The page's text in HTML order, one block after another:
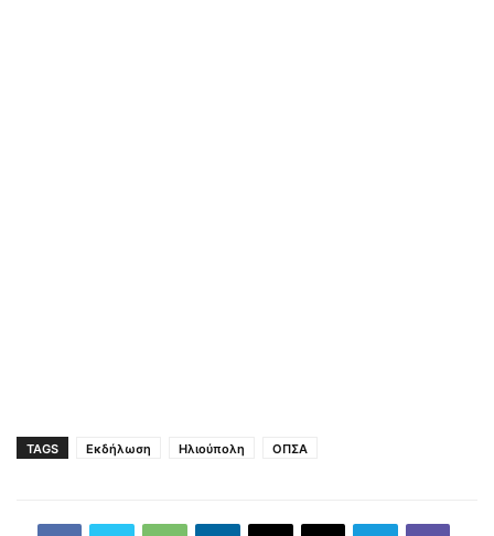
TAGS Εκδήλωση Ηλιούπολη ΟΠΣΑ